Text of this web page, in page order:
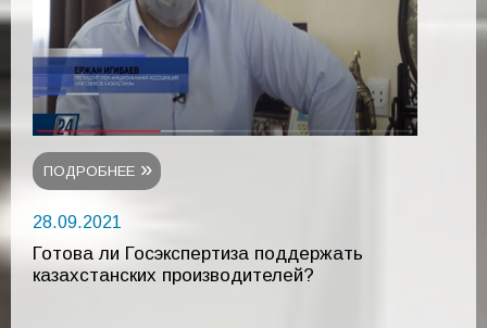
ПОДРОБНЕЕ
28.09.2021
Готова ли Госэкспертиза поддержать
казахстанских производителей?